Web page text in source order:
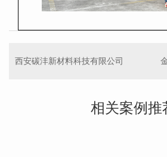
西安碳沣新材料科技有限公司
相关案例推